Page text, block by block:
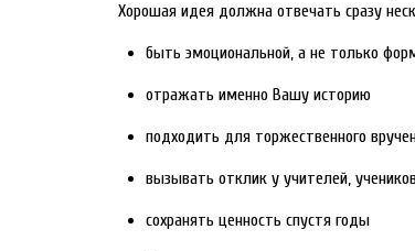
Хорошая идея должна отвечать сразу
быть эмоциональной, а не только
отражать именно Вашу историю
подходить для торжественного
вызывать отклик у учителей,
сохранять ценность спустя годы